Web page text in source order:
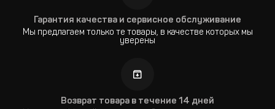
Гарантия качества и сервисное обслуживание
Мы предлагаем только те товары, в качестве которых мы
уверены
Возврат товара в течение 14 дней